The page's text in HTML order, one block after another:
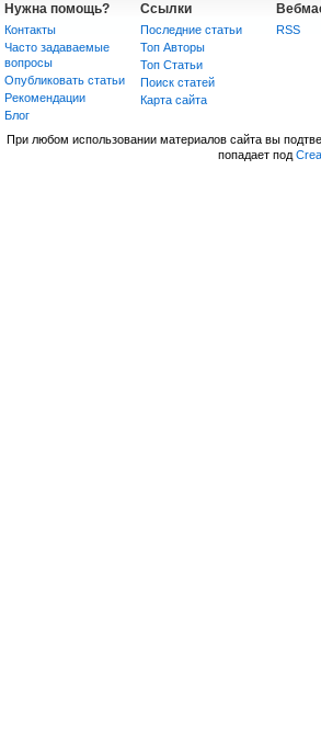
Нужна помощь?
Контакты
Часто задаваемые
вопросы
Опубликовать статьи
Рекомендации
Блог
Ссылки
Последние статьи
Топ Авторы
Топ Статьи
Поиск статей
Карта сайта
RSS
При любом использовании материалов сайта вы
попадает под